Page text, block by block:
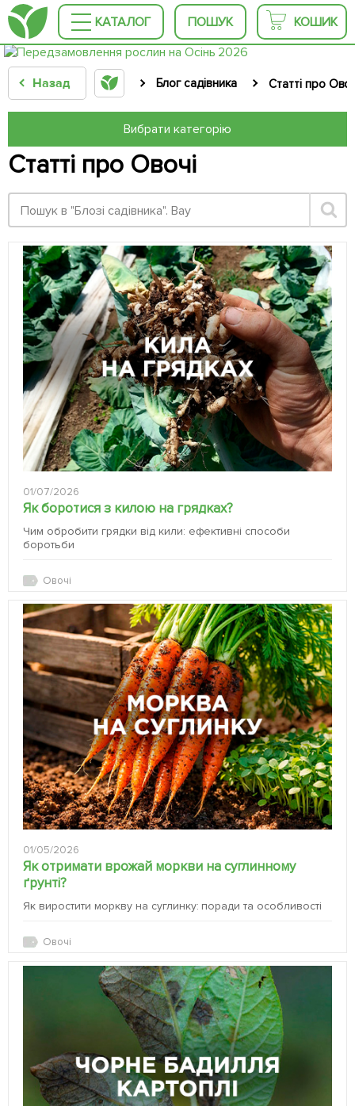
КАТАЛОГ ПОШУК КОШИК
Назад Блог садівника Статті про
Вибрати категорію
Статті про Овочі
01/07/2026
Як боротися з килою на грядках?
Чим обробити грядки від кили: ефективні способи
боротьби
Овочі
01/05/2026
Як отримати врожай моркви на суглинному
ґрунті?
Як виростити моркву на суглинку: поради та особливості
Овочі